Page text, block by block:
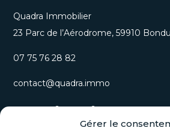
Gérer le
Quadra Immobilier
23 Parc de l’Aérodrome, 59910
07 75 76 28 82
contact@quadra.immo
S’inscrire à
Recevez nos opportunités